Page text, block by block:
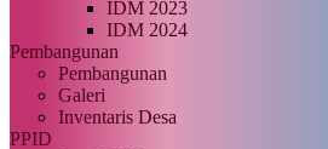
IDM 2023
IDM 2024
Pembangunan
Pembangunan
Galeri
Inventaris Desa
PPID